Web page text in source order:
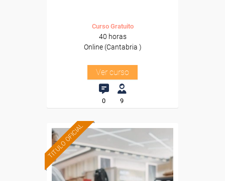
Curso Gratuito
40 horas
Online (Cantabria )
Ver curso
0 9
TITULO OFICIAL Formación 100%
subvencionada.